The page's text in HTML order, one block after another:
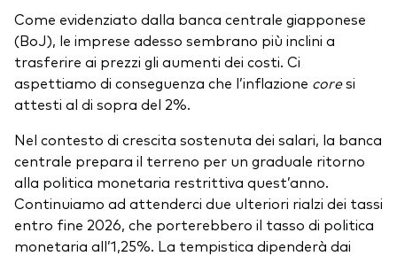
Come evidenziato dalla banca centrale giapponese
(BoJ), le imprese adesso sembrano più inclini a
trasferire ai prezzi gli aumenti dei costi. Ci
aspettiamo di conseguenza che l’inflazione coresi
attesti al di sopra del 2%.
Nel contesto di crescita sostenuta dei salari, la banca
centrale prepara il terreno per un graduale ritorno
alla politica monetaria restrittiva quest’anno.
Continuiamo ad attenderci due ulteriori rialzi dei tassi
entro fine 2026, che porterebbero il tasso di politica
monetaria all’1,25%. La tempistica dipenderà dai